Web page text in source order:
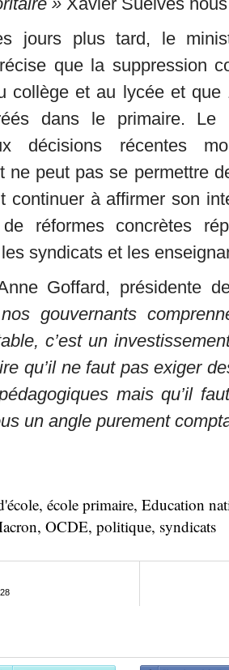
jours plus tard, le
que la suppression
collège et au lycée et que
dans le primaire. Le
décisions récentes
ne peut pas se permettre
continuer à affirmer son
réformes concrètes
syndicats et les
Goffard, présidente
gouvernants
c’est un
qu’il ne faut pas exiger
mais qu’il
un angle purement
, école primaire, Education
, OCDE, politique, syndicats